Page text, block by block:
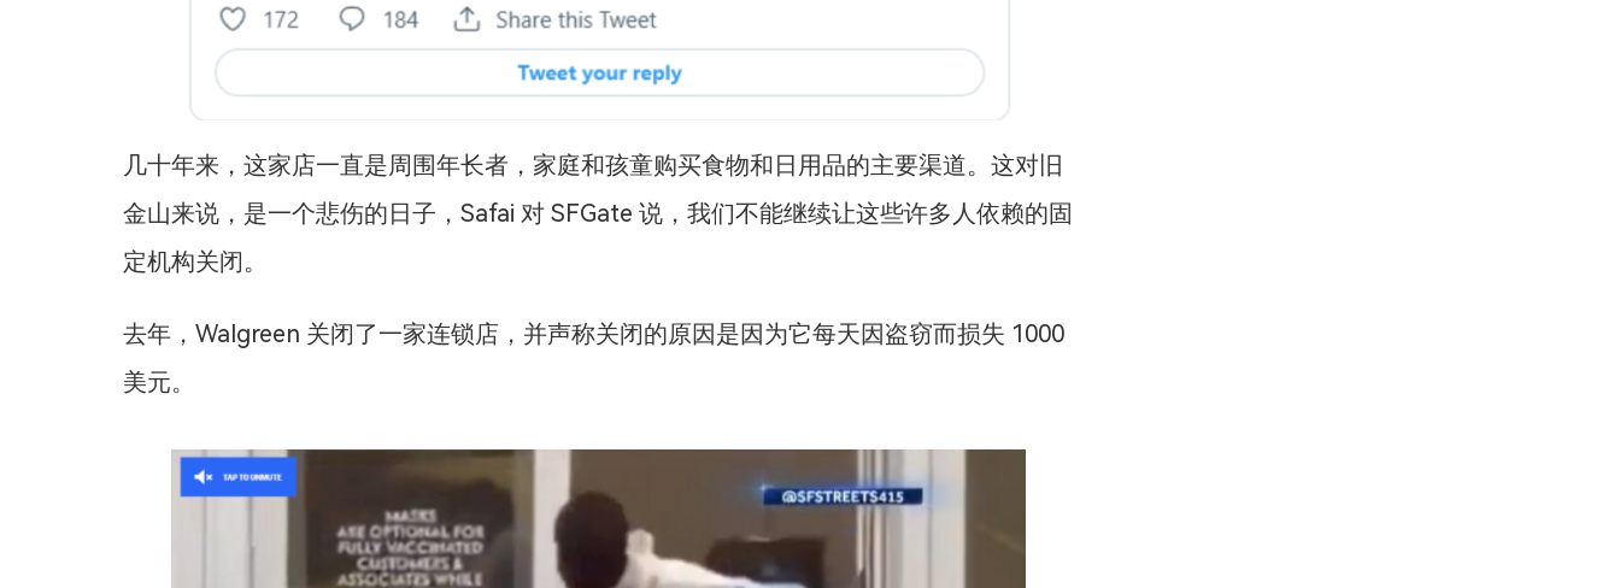
几十年来，这家店一直是周围年长者，家庭和孩童购买食物和日用品的主要渠道。这对旧
金山来说，是一个悲伤的日子，Safai 对 SFGate 说，我们不能继续让这些许多人依赖的固
定机构关闭。
去年，Walgreen 关闭了一家连锁店，并声称关闭的原因是因为它每天因盗窃而损失 1000
美元。